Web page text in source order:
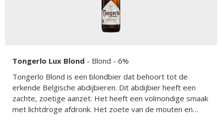
Tongerlo Lux Blond - Blond - 6%
Tongerlo Blond is een blondbier dat behoort tot de
erkende Belgische abdijbieren. Dit abdijbier heeft een
zachte, zoetige aanzet. Het heeft een volmondige smaak
met lichtdroge afdronk. Het zoete van de mouten en